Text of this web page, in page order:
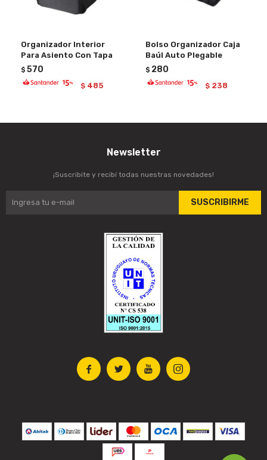
Organizador Interior
Para Asiento Con Tapa
$ 570
$ 485
Bolso Organizador Caja
Baúl Auto Plegable
$ 280
$ 238
   
Newsletter
¡Suscribite y recibí todas nuestras novedades!
SUSCRIBIRME